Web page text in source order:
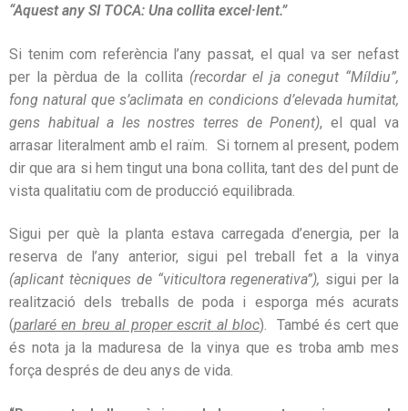
“Aquest any SI TOCA: Una collita excel·lent.”
Si tenim com referència l’any passat, el qual va ser nefast
per la pèrdua de la collita (recordar el ja conegut “Míldiu”,
fong natural que s’aclimata en condicions d’elevada humitat,
gens habitual a les nostres terres de Ponent), el qual va
arrasar literalment amb el raïm. Si tornem al present, podem
dir que ara si hem tingut una bona collita, tant des del punt de
vista qualitatiu com de producció equilibrada.
Sigui per què la planta estava carregada d’energia, per la
reserva de l’any anterior, sigui pel treball fet a la vinya
(aplicant tècniques de “viticultora regenerativa”), sigui per la
realització dels treballs de poda i esporga més acurats
(parlaré en breu al proper escrit al bloc). També és cert que
és nota ja la maduresa de la vinya que es troba amb mes
força després de deu anys de vida.